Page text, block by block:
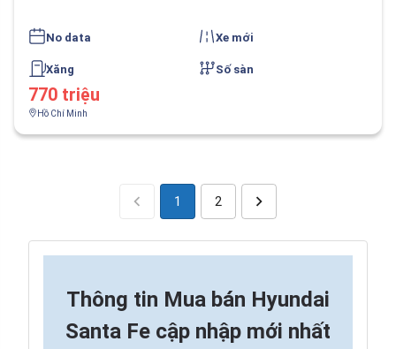
No data Xe mới
Xăng Số sàn
770 triệu
Hồ Chí Minh
1 2
Thông tin Mua bán Hyundai
Santa Fe cập nhập mới nhất